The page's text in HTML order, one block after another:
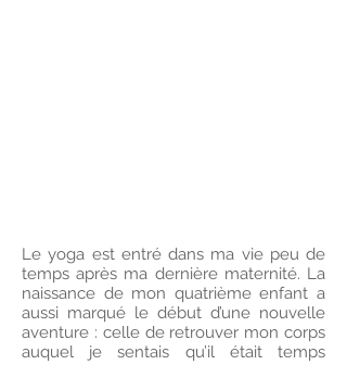
Le yoga est entré dans ma vie peu de
temps après ma dernière maternité. La
naissance de mon quatrième enfant a
aussi marqué le début d’une nouvelle
aventure : celle de retrouver mon corps
auquel je sentais qu’il était temps